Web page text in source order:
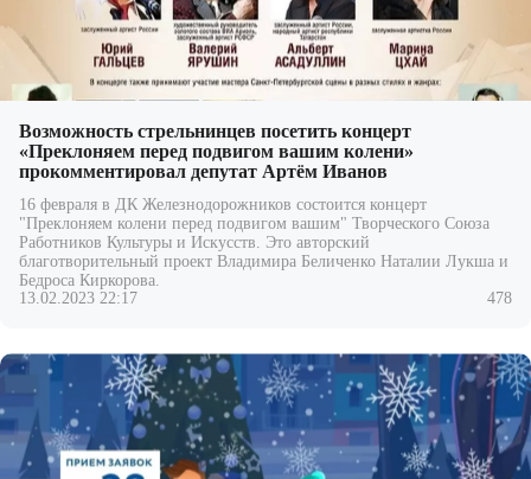
Возможность стрельнинцев посетить концерт
«Преклоняем перед подвигом вашим колени»
прокомментировал депутат Артём Иванов
16 февраля в ДК Железнодорожников состоится концерт
"Преклоняем колени перед подвигом вашим" Творческого Союза
Работников Культуры и Искусств. Это авторский
благотворительный проект ВладимираБеличенко Наталии Лукша и
Бедроса Киркорова.
13.02.2023 22:17
478